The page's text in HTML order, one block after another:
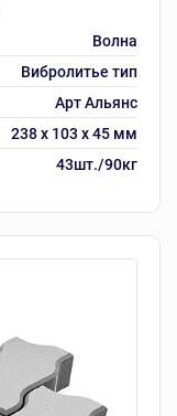
Волна
Вибролитье тип
Арт Альянс
238 х 103 х 45 мм
43шт./90кг